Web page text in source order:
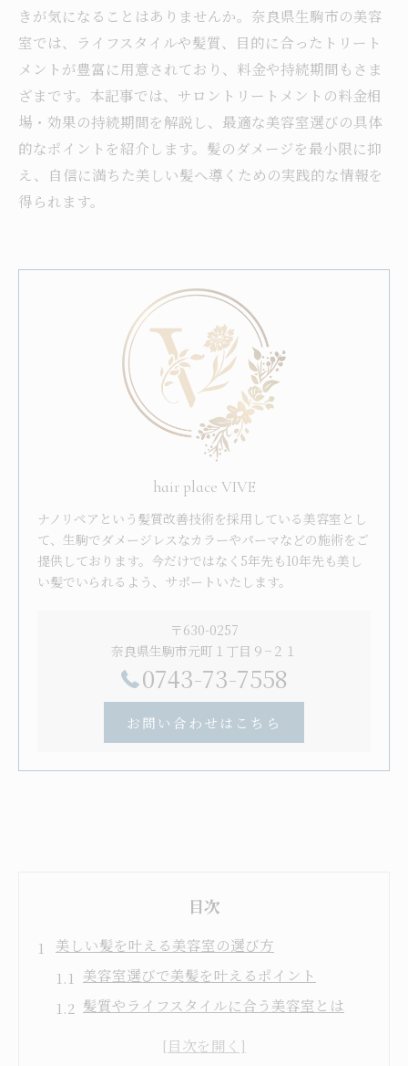
きが気になることはありませんか。奈良県生駒市の美容
室では、ライフスタイルや髪質、目的に合ったトリート
メントが豊富に用意されており、料金や持続期間もさま
ざまです。本記事では、サロントリートメントの料金相
場・効果の持続期間を解説し、最適な美容室選びの具体
的なポイントを紹介します。髪のダメージを最小限に抑
え、自信に満ちた美しい髪へ導くための実践的な情報を
得られます。
hair place VIVE
ナノリペアという髪質改善技術を採用している美容室とし
て、生駒でダメージレスなカラーやパーマなどの施術をご
提供しております。今だけではなく5年先も10年先も美し
い髪でいられるよう、サポートいたします。
〒630-0257
奈良県生駒市元町１丁目９−２１
0743-73-7558
お問い合わせはこちら
目次
美しい髪を叶える美容室の選び方
美容室選びで美髪を叶えるポイント
髪質やライフスタイルに合う美容室とは
口コミで分かる美容室の信頼性と実力